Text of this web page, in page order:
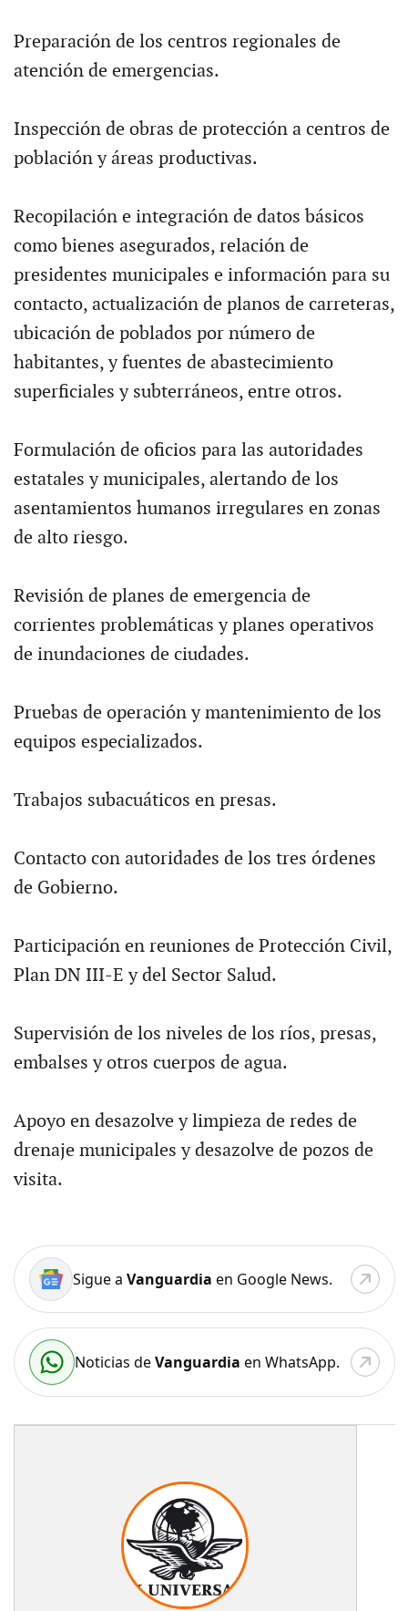
Preparación de los centros regionales de
atención de emergencias.
Inspección de obras de protección a centros de
población y áreas productivas.
Recopilación e integración de datos básicos
como bienes asegurados, relación de
presidentes municipales e información para su
contacto, actualización de planos de carreteras,
ubicación de poblados por número de
habitantes, y fuentes de abastecimiento
superficiales y subterráneos, entre otros.
Formulación de oficios para las autoridades
estatales y municipales, alertando de los
asentamientos humanos irregulares en zonas
de alto riesgo.
Revisión de planes de emergencia de
corrientes problemáticas y planes operativos
de inundaciones de ciudades.
Pruebas de operación y mantenimiento de los
equipos especializados.
Trabajos subacuáticos en presas.
Contacto con autoridades de los tres órdenes
de Gobierno.
Participación en reuniones de Protección Civil,
Plan DN III-E y del Sector Salud.
Supervisión de los niveles de los ríos, presas,
embalses y otros cuerpos de agua.
Apoyo en desazolve y limpieza de redes de
drenaje municipales y desazolve de pozos de
visita.
Sigue a Vanguardia en Google News.
Noticias deVanguardia en WhatsApp.